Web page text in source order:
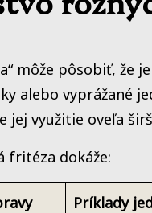
môže pôsobiť, že
alebo vyprážané
jej využitie oveľa
fritéza dokáže:
Príklady